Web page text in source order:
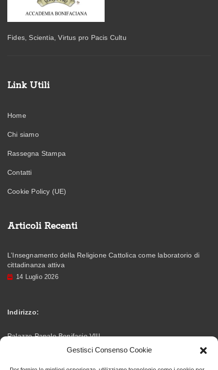
Gestisci Consenso Cookie
Fides, Scientia, Virtus pro Pacis Cultu
Link Utili
Home
Chi siamo
Rassegna Stampa
Contatti
Cookie Policy (UE)
Articoli Recenti
L’Insegnamento della Religione Cattolica come laboratorio di
cittadinanza attiva
14 Luglio 2026
Indirizzo:
Palazzo Papale Bonifacio VIII